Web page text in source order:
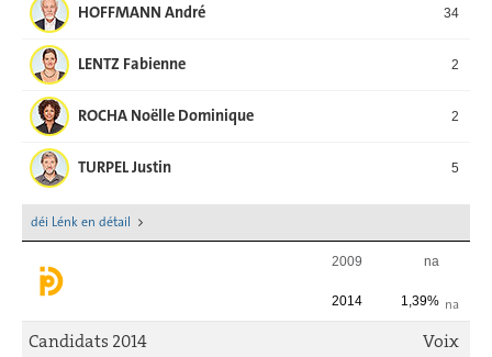
HOFFMANN André 34
LENTZ Fabienne 2
ROCHA Noëlle Dominique 2
TURPEL Justin 5
déi Lénk en détail
2009 na
na
2014 1,39%
Candidats 2014 Voix